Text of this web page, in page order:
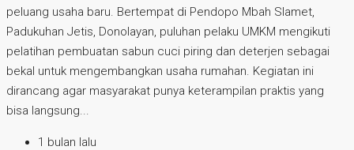
peluang usaha baru. Bertempat di Pendopo Mbah Slamet,
Padukuhan Jetis, Donolayan, puluhan pelaku UMKM mengikuti
pelatihan pembuatan sabun cuci piring dan deterjen sebagai
bekal untuk mengembangkan usaha rumahan. Kegiatan ini
dirancang agar masyarakat punya keterampilan praktis yang
bisa langsung...
1 bulan lalu